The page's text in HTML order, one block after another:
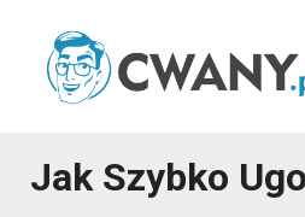
Jak Szybko